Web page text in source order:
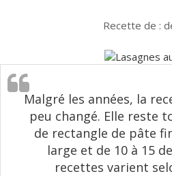
Recette de :
Malgré les années, la
peu changé. Elle reste
de rectangle de pâte
large et de 10 à 15
recettes varient